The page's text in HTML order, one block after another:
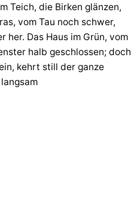
Teich, die Birken glänzen,
vom Tau noch schwer,
her. Das Haus im Grün, vom
halb geschlossen; doch
kehrt still der ganze